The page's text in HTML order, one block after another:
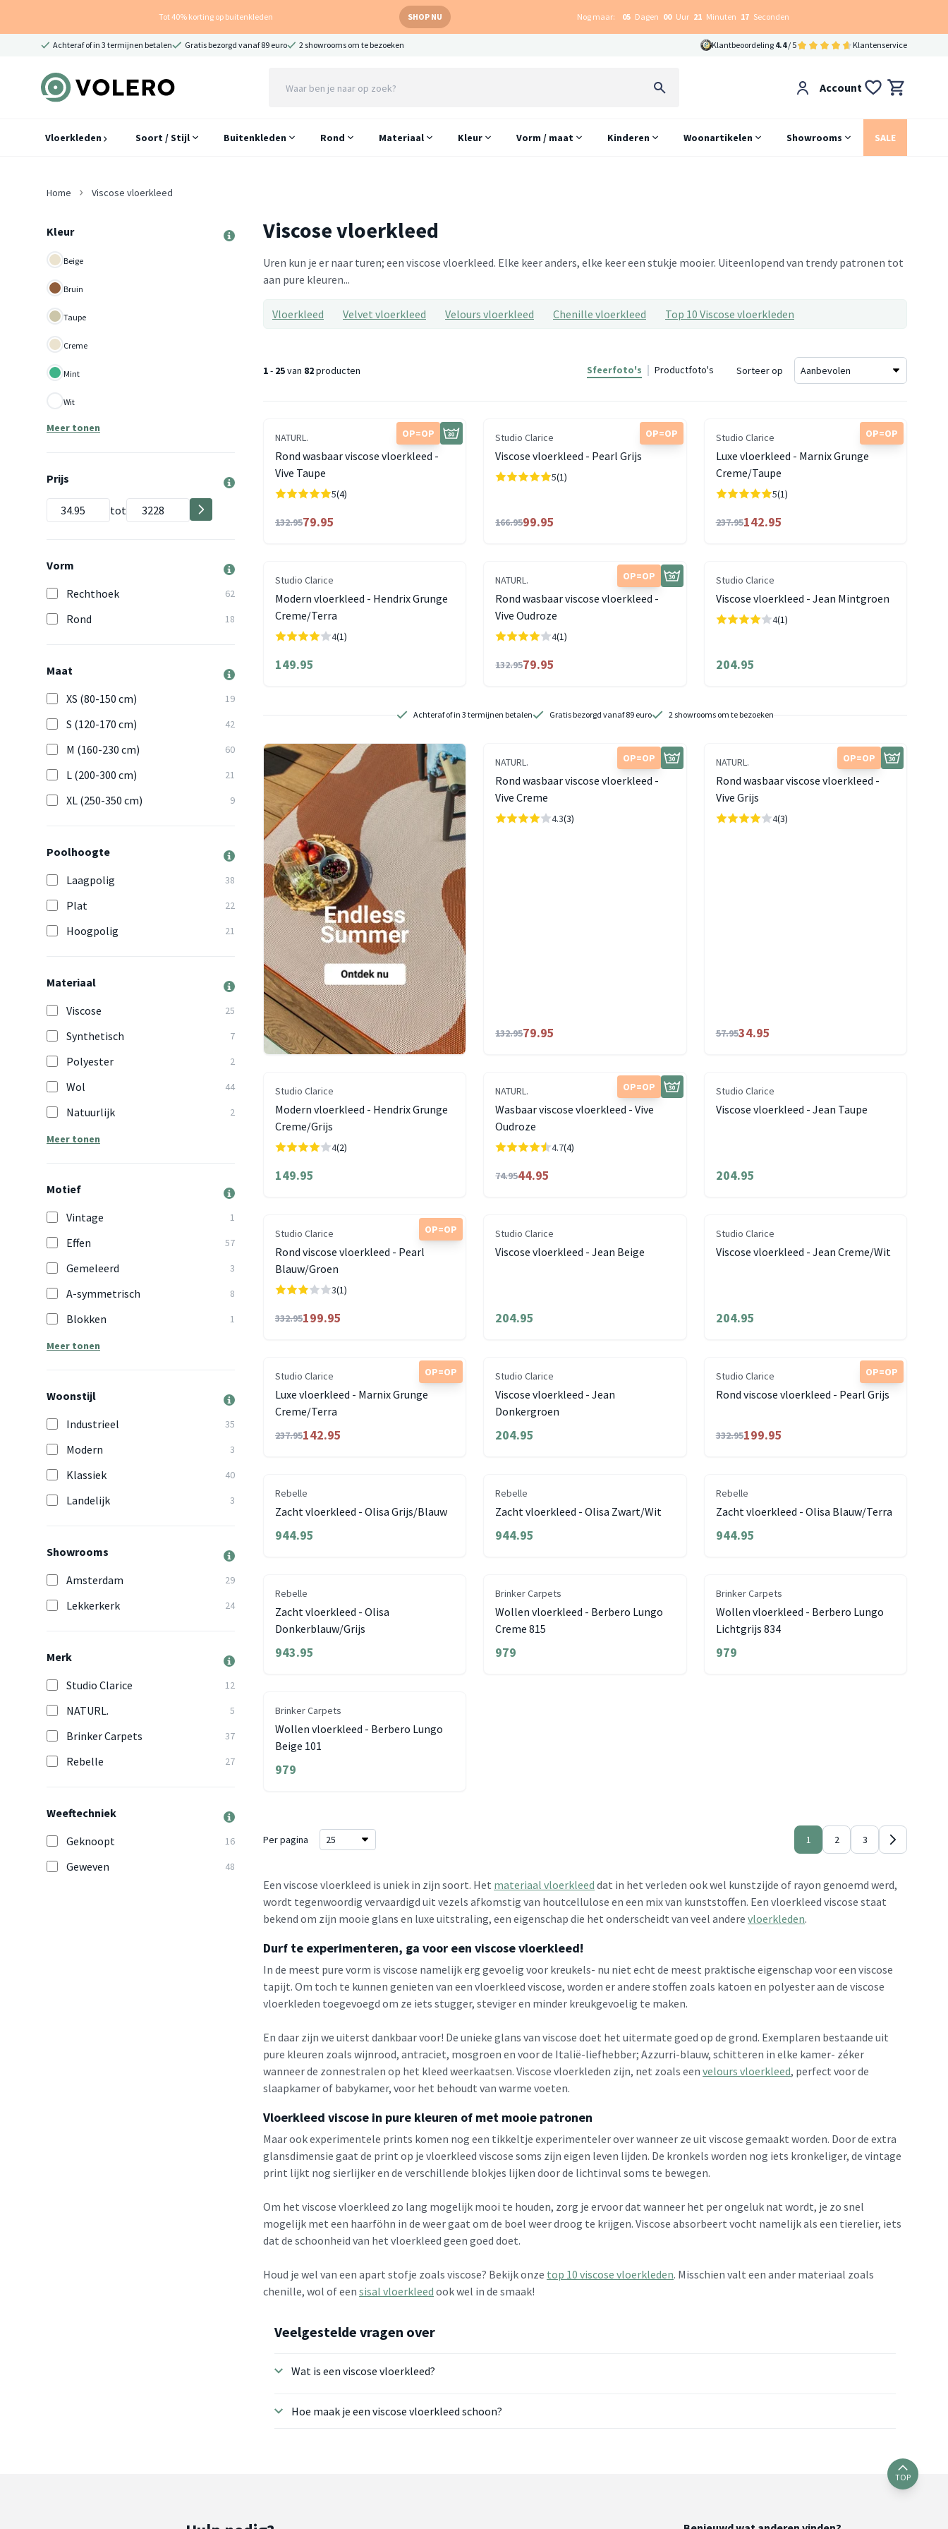
Tot 40% korting op buitenkleden SHOP NU Nog maar: 05 Dagen 00 Uur 21 Minuten 17 Seconden
Achteraf of in 3 termijnen betalen Gratis bezorgd vanaf 89 euro 2 showrooms om te bezoeken Klantbeoordeling 4.4/ 5 Klantenservice
Account
Vloerkleden Soort / Stijl Buitenkleden Rond Materiaal Kleur Vorm / maat Kinderen Woonartikelen Showrooms SALE
Home Viscose vloerkleed
Kleur
Beige
Bruin
Taupe
Creme
Mint
Wit
Meer tonen
Prijs
tot
Vorm
Rechthoek
62
Rond 18
Maat
XS (80-150 cm)
19
S (120-170 cm) 42
M (160-230 cm) 60
L (200-300 cm) 21
XL (250-350 cm) 9
Poolhoogte
Laagpolig
38
Plat 22
Hoogpolig 21
Materiaal
Viscose
25
Synthetisch 7
Polyester 2
Wol 44
Natuurlijk 2
Meer tonen
Motief
Vintage
1
Effen 57
Gemeleerd 3
A-symmetrisch 8
Blokken 1
Meer tonen
Woonstijl
Industrieel
35
Modern 3
Klassiek 40
Landelijk 3
Showrooms
Amsterdam
29
Lekkerkerk 24
Merk
Studio Clarice
12
NATURL. 5
Brinker Carpets 37
Rebelle 27
Weeftechniek
Geknoopt
16
Geweven 48
Viscose vloerkleed
Uren kun je er naar turen; een viscose vloerkleed. Elke keer anders, elke keer een stukje mooier. Uiteenlopend van trendy patronen tot
aan pure kleuren...
Vloerkleed Velvet vloerkleed Velours vloerkleed Chenille vloerkleed Top 10 Viscose vloerkleden
1- 25van 82producten Sfeerfoto's Productfoto's Sorteer op
OP=OP
NATURL.
Rond wasbaar viscose vloerkleed -
Vive Taupe
5(4)
132.9579.95
OP=OP
Studio Clarice
Viscose vloerkleed - Pearl Grijs
5(1)
166.9599.95
OP=OP
Studio Clarice
Luxe vloerkleed - Marnix Grunge
Creme/Taupe
5(1)
237.95142.95
Studio Clarice
Modern vloerkleed - Hendrix Grunge
Creme/Terra
4(1)
149.95
OP=OP
NATURL.
Rond wasbaar viscose vloerkleed -
Vive Oudroze
4(1)
132.9579.95
Studio Clarice
Viscose vloerkleed - Jean Mintgroen
4(1)
204.95
Achteraf of in 3 termijnen betalen Gratis bezorgd vanaf 89 euro 2 showrooms om te bezoeken
OP=OP
NATURL.
Rond wasbaar viscose vloerkleed -
Vive Creme
4.3(3)
132.9579.95
OP=OP
NATURL.
Rond wasbaar viscose vloerkleed -
Vive Grijs
4(3)
57.9534.95
Studio Clarice
Modern vloerkleed - Hendrix Grunge
Creme/Grijs
4(2)
149.95
OP=OP
NATURL.
Wasbaar viscose vloerkleed - Vive
Oudroze
4.7(4)
74.9544.95
Studio Clarice
Viscose vloerkleed - Jean Taupe
204.95
OP=OP
Studio Clarice
Rond viscose vloerkleed - Pearl
Blauw/Groen
3(1)
332.95199.95
Studio Clarice
Viscose vloerkleed - Jean Beige
204.95
Studio Clarice
Viscose vloerkleed - Jean Creme/Wit
204.95
OP=OP
Studio Clarice
Luxe vloerkleed - Marnix Grunge
Creme/Terra
237.95142.95
Studio Clarice
Viscose vloerkleed - Jean
Donkergroen
204.95
OP=OP
Studio Clarice
Rond viscose vloerkleed - Pearl Grijs
332.95199.95
Rebelle
Zacht vloerkleed - Olisa Grijs/Blauw
944.95
Rebelle
Zacht vloerkleed - Olisa Zwart/Wit
944.95
Rebelle
Zacht vloerkleed - Olisa Blauw/Terra
944.95
Rebelle
Zacht vloerkleed - Olisa
Donkerblauw/Grijs
943.95
Brinker Carpets
Wollen vloerkleed - Berbero Lungo
Creme 815
979
Brinker Carpets
Wollen vloerkleed - Berbero Lungo
Lichtgrijs 834
979
Brinker Carpets
Wollen vloerkleed - Berbero Lungo
Beige 101
979
Per pagina 1 2 3
Een viscose vloerkleed is uniek in zijn soort. Het materiaal vloerkleed dat in het verleden ook wel kunstzijde of rayon genoemd werd,
wordt tegenwoordig vervaardigd uit vezels afkomstig van houtcellulose en een mix van kunststoffen. Een vloerkleed viscose staat
bekend om zijn mooie glans en luxe uitstraling, een eigenschap die het onderscheidt van veel andere vloerkleden.
Durf te experimenteren, ga voor een viscose vloerkleed!
In de meest pure vorm is viscose namelijk erg gevoelig voor kreukels- nu niet echt de meest praktische eigenschap voor een viscose
tapijt. Om toch te kunnen genieten van een vloerkleed viscose, worden er andere stoffen zoals katoen en polyester aan de viscose
vloerkleden toegevoegd om ze iets stugger, steviger en minder kreukgevoelig te maken.
En daar zijn we uiterst dankbaar voor! De unieke glans van viscose doet het uitermate goed op de grond. Exemplaren bestaande uit
pure kleuren zoals wijnrood, antraciet, mosgroen en voor de Italië-liefhebber; Azzurri-blauw, schitteren in elke kamer- zéker
wanneer de zonnestralen op het kleed weerkaatsen. Viscose vloerkleden zijn, net zoals een velours vloerkleed, perfect voor de
slaapkamer of babykamer, voor het behoudt van warme voeten.
Vloerkleed viscose in pure kleuren of met mooie patronen
Maar ook experimentele prints komen nog een tikkeltje experimenteler over wanneer ze uit viscose gemaakt worden. Door de extra
glansdimensie gaat de print op je vloerkleed viscose soms zijn eigen leven lijden. De kronkels worden nog iets kronkeliger, de vintage
print lijkt nog sierlijker en de verschillende blokjes lijken door de lichtinval soms te bewegen.
Om het viscose vloerkleed zo lang mogelijk mooi te houden, zorg je ervoor dat wanneer het per ongeluk nat wordt, je zo snel
mogelijk met een haarföhn in de weer gaat om de boel weer droog te krijgen. Viscose absorbeert vocht namelijk als een tierelier, iets
dat de schoonheid van het vloerkleed geen goed doet.
Houd je wel van een apart stofje zoals viscose? Bekijk onze top 10 viscose vloerkleden. Misschien valt een ander materiaal zoals
chenille, wol of een sisal vloerkleed ook wel in de smaak!
Veelgestelde vragen over
Wat is een viscose vloerkleed?
Hoe maak je een viscose vloerkleed schoon?
TOP